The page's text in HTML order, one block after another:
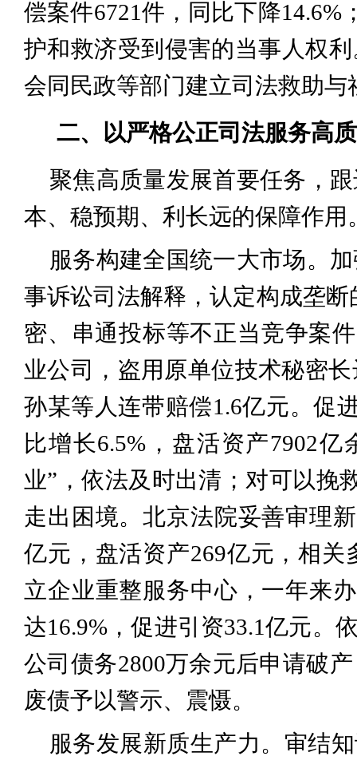
偿案件6721件，同比下降
护和救济受到侵害的当事人权
会同民政等部门建立司法救助
二、以严格公正司法服务高
聚焦高质量发展首要任务，
本、稳预期、利长远的保障作用
服务构建全国统一大市场。
事诉讼司法解释，认定构成垄
密、串通投标等不正当竞争案
业公司，盗用原单位技术秘密
孙某等人连带赔偿1.6亿元。促
比增长6.5%，盘活资产7902
业”，依法及时出清；对可以挽
走出困境。北京法院妥善审理
亿元，盘活资产269亿元，相
立企业重整服务中心，一年来
达16.9%，促进引资33.1亿元。
公司债务2800万余元后申请破
废债予以警示、震慑。
服务发展新质生产力。审结